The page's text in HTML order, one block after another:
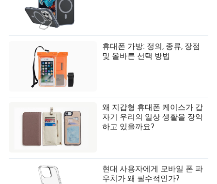
휴대폰 가방: 정의, 종류, 장점
및 올바른 선택 방법
왜 지갑형 휴대폰 케이스가 갑
자기 우리의 일상 생활을 장악
하고 있을까요?
현대 사용자에게 모바일 폰 파
우치가 왜 필수적인가?